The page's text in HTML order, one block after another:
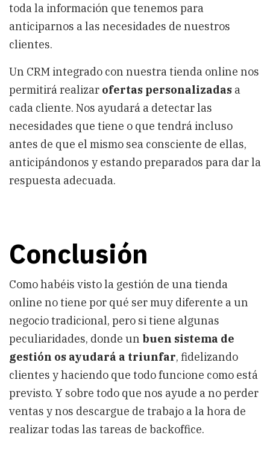
toda la información que tenemos para
anticiparnos a las necesidades de nuestros
clientes.
Un CRM integrado con nuestra tienda online nos
permitirá realizar ofertas personalizadas a
cada cliente. Nos ayudará a detectar las
necesidades que tiene o que tendrá incluso
antes de que el mismo sea consciente de ellas,
anticipándonos y estando preparados para dar la
respuesta adecuada.
Conclusión
Como habéis visto la gestión de una tienda
online no tiene por qué ser muy diferente a un
negocio tradicional, pero si tiene algunas
peculiaridades, donde un buen sistema de
gestión os ayudará a triunfar, fidelizando
clientes y haciendo que todo funcione como está
previsto. Y sobre todo que nos ayude a no perder
ventas y nos descargue de trabajo a la hora de
realizar todas las tareas de backoffice.